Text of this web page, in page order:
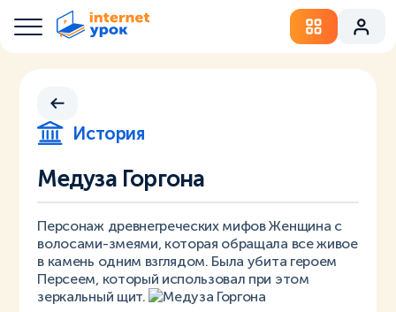
История
Медуза Горгона
Персонаж древнегреческих мифов Женщина с
волосами-змеями, которая обращала все живое
в камень одним взглядом. Была убита героем
Персеем, который использовал при этом
зеркальный щит.